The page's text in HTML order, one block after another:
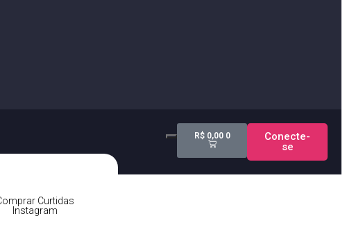
Curtidas
Instagram
R$0,00 0
Conecte-
se